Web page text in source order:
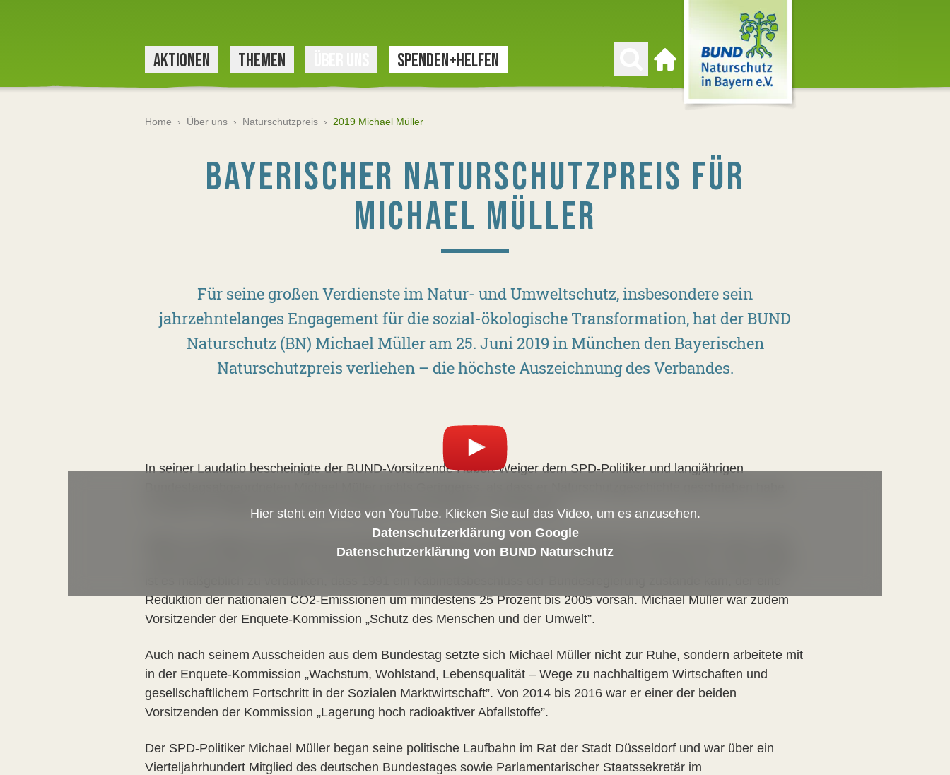
AKTIONEN THEMEN SPENDEN+HELFEN
Zur Startseite
Home › Über uns › Naturschutzpreis › 2019 Michael Müller
BAYERISCHER NATURSCHUTZPREIS FÜR
MICHAEL MÜLLER
Für seine großen Verdienste im Natur- und Umweltschutz, insbesondere sein
jahrzehntelanges Engagement für die sozial-ökologische Transformation, hat der BUND
Naturschutz (BN) Michael Müller am 25. Juni 2019 in München den Bayerischen
Naturschutzpreis verliehen – die höchste Auszeichnung des Verbandes.
Hier steht ein Video von YouTube. Klicken Sie auf das Video, um es anzusehen.
Datenschutzerklärung von Google
Datenschutzerklärung von BUND Naturschutz
In seiner Laudatio bescheinigte der BUND-Vorsitzende Hubert Weiger dem SPD-Politiker und langjährigen
vor allem als Mitglied bedeutender Enquete-Kommissionen im Bundestag.
Müller war Mitglied der Enquete-Kommissionen „Chancen und Risiken der Gentechnik” Ende der 80er Jahre sowie
„Schutz der Erdatmosphäre”. Schon damals brachte er das 1,5-Grad-Ziel in die politische Debatte ein. Seiner Arbeit
Reduktion der nationalen CO2-Emissionen um mindestens 25 Prozent bis 2005 vorsah. Michael Müller war zudem
Vorsitzender der Enquete-Kommission „Schutz des Menschen und der Umwelt”.
Auch nach seinem Ausscheiden aus dem Bundestag setzte sich Michael Müller nicht zur Ruhe, sondern arbeitete mit
in der Enquete-Kommission „Wachstum, Wohlstand, Lebensqualität – Wege zu nachhaltigem Wirtschaften und
gesellschaftlichem Fortschritt in der Sozialen Marktwirtschaft”. Von 2014 bis 2016 war er einer der beiden
Vorsitzenden der Kommission „Lagerung hoch radioaktiver Abfallstoffe”.
Der SPD-Politiker Michael Müller began seine politische Laufbahn im Rat der Stadt Düsseldorf und war über ein
Vierteljahrhundert Mitglied des deutschen Bundestages sowie Parlamentarischer Staatssekretär im